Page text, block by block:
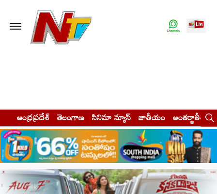
ఆంధ్రప్రదేశ్ తెలంగాణ సినిమా న్యూస్ జాతీయం అంతర్జాతీయం